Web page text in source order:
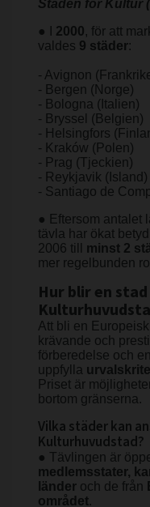
Staden för Kultur
● I 2000, för att
valdes 9 städer:
- Avignon
- Bergen (Norge)
- Bologna (Italien)
- Bryssel (Belgien)
- Helsingfors
- Kraków (Polen)
- Prag (Tjeckien)
- Reykjavik (Island)
- Santiago de
● Eftersom antalet
tävla har ökat
2006 till minst 2
mer regelbunden
Hur blir en
Att bli en
krävande och
förberedelse och
uppfylla
Priset är
bortom gränserna.
Vilka städer kan
Kulturhuvudstad?
● Tävlingen är
medlemsstater,
länder och de från
området.